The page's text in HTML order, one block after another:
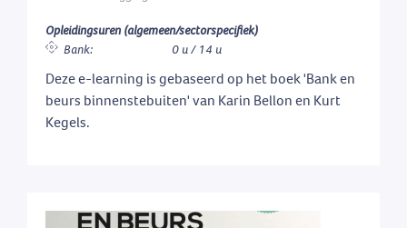
Opleidingsuren (algemeen/sectorspecifiek)
Bank:
0 u / 14 u
Deze e-learning is gebaseerd op het boek 'Bank en
beurs binnenstebuiten' van Karin Bellon en Kurt
Kegels.